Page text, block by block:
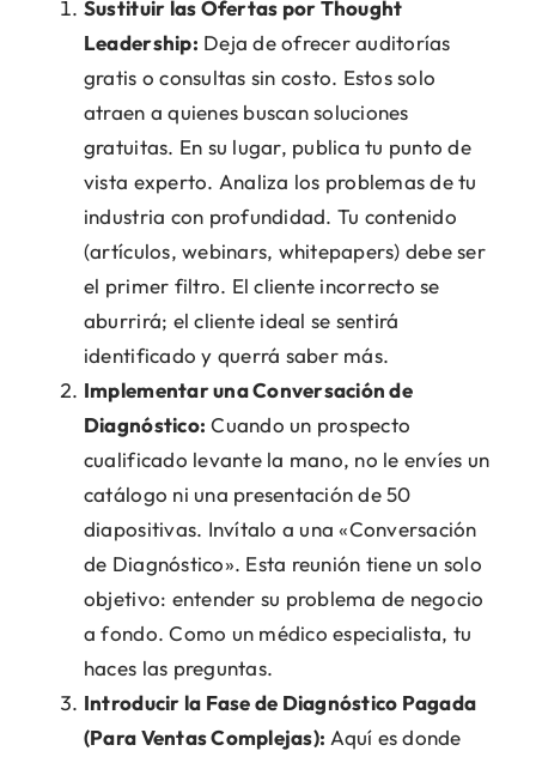
Sustituir las Ofertas por Thought
Leadership: Deja de ofrecer auditorías
gratis o consultas sin costo. Estos solo
atraen a quienes buscan soluciones
gratuitas. En su lugar, publica tu punto de
vista experto. Analiza los problemas de tu
industria con profundidad. Tu contenido
(artículos, webinars, whitepapers) debe ser
el primer filtro. El cliente incorrecto se
aburrirá; el cliente ideal se sentirá
identificado y querrá saber más.
Implementar una Conversación de
Diagnóstico: Cuando un prospecto
cualificado levante la mano, no le envíes un
catálogo ni una presentación de 50
diapositivas. Invítalo a una «Conversación
de Diagnóstico». Esta reunión tiene un solo
objetivo: entender su problema de negocio
a fondo. Como un médico especialista, tu
haces las preguntas.
Introducir la Fase de Diagnóstico Pagada
(Para Ventas Complejas): Aquí es donde